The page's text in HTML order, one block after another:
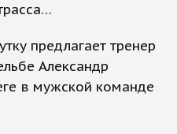
предлагает тренер
Александр
в мужской команде